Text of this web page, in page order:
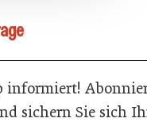
informiert!
sichern Sie sich